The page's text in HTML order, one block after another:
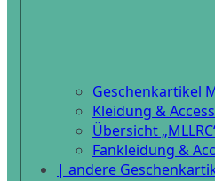
Geschenkartikel
Kleidung &
Übersicht
Fankleidung &
| andere